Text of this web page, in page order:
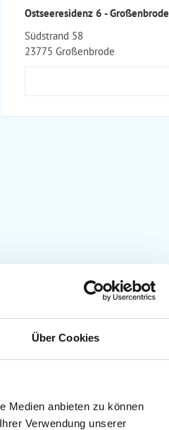
Über Cookies
Medien anbieten zu können
Verwendung unserer
Ostseeresidenz 6 - Großenbrode
Südstrand 58
23775 Großenbrode